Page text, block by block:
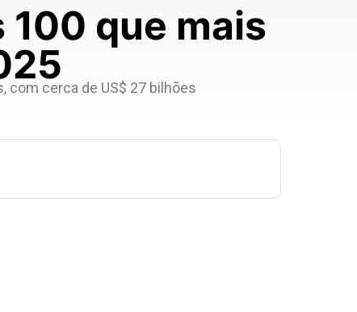
que mais
com cerca de US$ 27 bilhões